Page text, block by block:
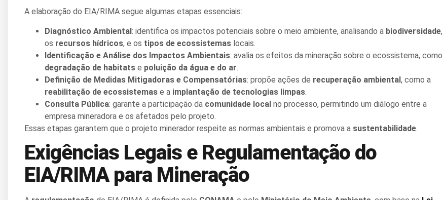
A elaboração do EIA/RIMA segue algumas etapas essenciais:
Diagnóstico Ambiental: identifica os impactos potenciais sobre o meio ambiente, analisando a biodiversidade,
os recursos hídricos, e os tipos de ecossistemas locais.
Identificação e Análise dos Impactos Ambientais: avalia os efeitos da mineração sobre o ecossistema, como
degradação de habitats e poluição da água e do ar.
Definição de Medidas Mitigadoras e Compensatórias: propõe ações de recuperação ambiental, como a
reabilitação de ecossistemas e a implantação de tecnologias limpas.
Consulta Pública: garante a participação da comunidade local no processo, permitindo um diálogo entre a
empresa mineradora e os afetados pelo projeto.
Essas etapas garantem que o projeto minerador respeite as normas ambientais e promova a sustentabilidade.
Exigências Legais e Regulamentação do
EIA/RIMA para Mineração